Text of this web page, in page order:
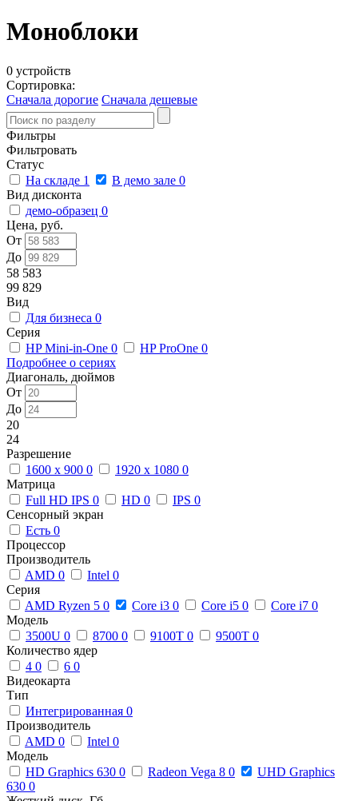
Моноблоки
0 устройств
Сортировка:
Сначала дорогие Сначала дешевые
Фильтры
Фильтровать
Статус
На складе 1 В демо зале 0
Вид дисконта
демо-образец 0
Цена, руб.
От
До
58 583
99 829
Вид
Для бизнеса 0
Серия
HP Mini-in-One 0 HP ProOne 0
Подробнее о сериях
Диагональ, дюймов
От
До
20
24
Разрешение
1600 x 900 0 1920 x 1080 0
Матрица
Full HD IPS 0 HD 0 IPS 0
Сенсорный экран
Есть 0
Процессор
Производитель
AMD 0 Intel 0
Серия
AMD Ryzen 5 0 Core i3 0 Core i5 0 Core i7 0
Модель
3500U 0 8700 0 9100T 0 9500T 0
Количество ядер
4 0 6 0
Видеокарта
Тип
Интегрированная 0
Производитель
AMD 0 Intel 0
Модель
HD Graphics 630 0 Radeon Vega 8 0
UHD Graphics
630 0